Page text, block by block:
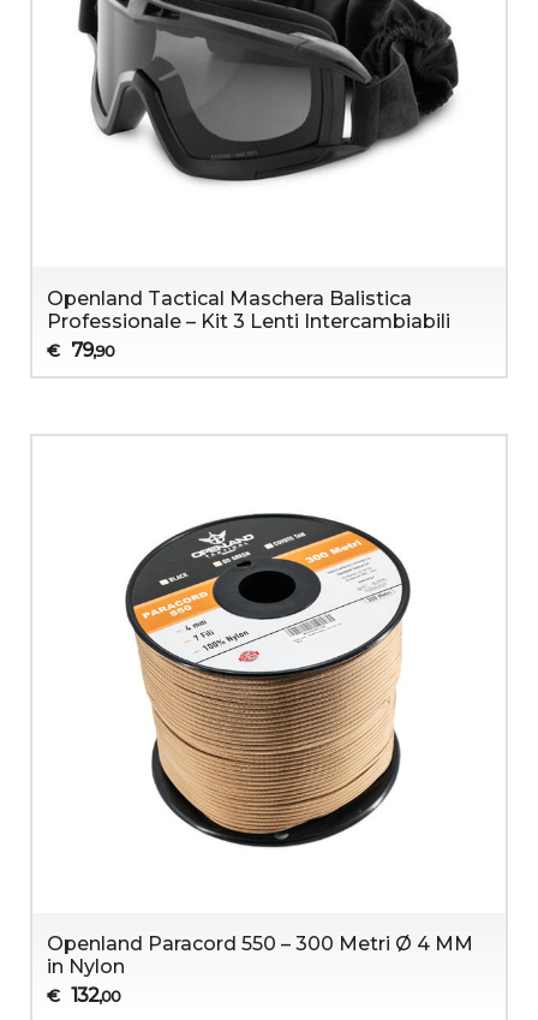
Openland Tactical Maschera Balistica
Professionale – Kit 3 Lenti Intercambiabili
€ 79,90
Openland Paracord 550 – 300 Metri Ø 4 MM
in Nylon
€ 132,00